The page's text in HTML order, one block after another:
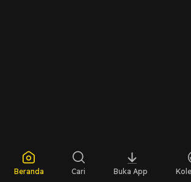
Beranda Cari Buka App